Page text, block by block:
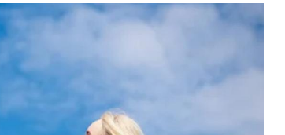
LA
VOTRE ASTRO LOVE DE LA
SEMAINE